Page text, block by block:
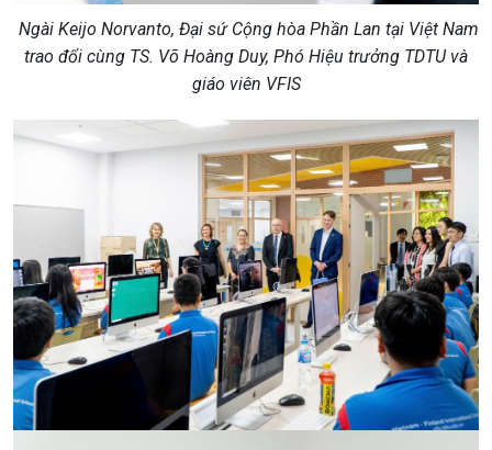
Ngài Keijo Norvanto, Đại sứ Cộng hòa Phần Lan tại Việt Nam
trao đổi cùng TS. Võ Hoàng Duy, Phó Hiệu trưởng TDTU và
giáo viên VFIS